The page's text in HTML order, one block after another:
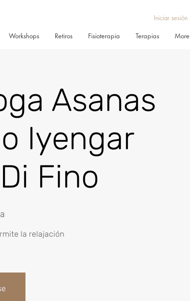
Iniciar sesión
Workshops Retiros Fisioterapia Terapias More
Asanas
Iyengar
Fino
la relajación